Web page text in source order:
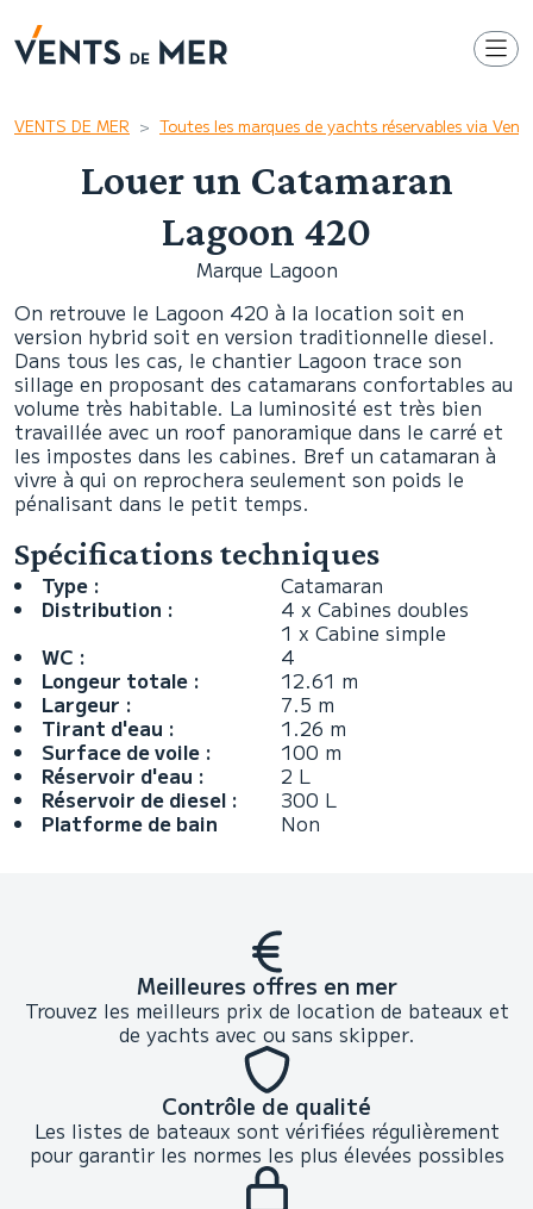
VENTS DE MER Toutes les marques de yachts réservables via
Louer un Catamaran
Lagoon 420
Marque Lagoon
On retrouve le Lagoon 420 à la location soit en
version hybrid soit en version traditionnelle diesel.
Dans tous les cas, le chantier Lagoon trace son
sillage en proposant des catamarans confortables au
volume très habitable. La luminosité est très bien
travaillée avec un roof panoramique dans le carré et
les impostes dans les cabines. Bref un catamaran à
vivre à qui on reprochera seulement son poids le
pénalisant dans le petit temps.
Spécifications techniques
Type :
Catamaran
Distribution :
4 x Cabines doubles
1 x Cabine simple
WC :
4
Longeur totale :
12.61 m
Largeur :
7.5 m
Tirant d'eau :
1.26 m
Surface de voile :
100 m
Réservoir d'eau :
2 L
Réservoir de diesel :
300 L
Platforme de bain
Non
Meilleures offres en mer
Trouvez les meilleurs prix de location de bateaux et
de yachts avec ou sans skipper.
Contrôle de qualité
Les listes de bateaux sont vérifiées régulièrement
pour garantir les normes les plus élevées possibles